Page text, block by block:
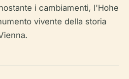
i cambiamenti, l'Hohe
vivente della storia